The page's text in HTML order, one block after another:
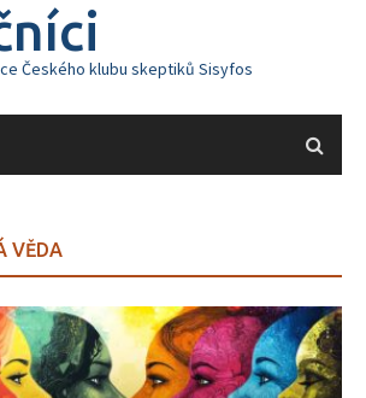
Českého klubu skeptiků Sisyfos
VĚDA